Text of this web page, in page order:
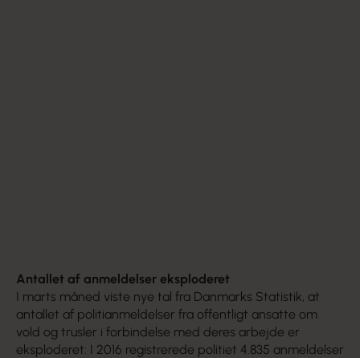
Antallet af anmeldelser eksploderet
I marts måned viste nye tal fra Danmarks Statistik, at
antallet af politianmeldelser fra offentligt ansatte om
vold og trusler i forbindelse med deres arbejde er
eksploderet: I 2016 registrerede politiet 4.835 anmeldelser